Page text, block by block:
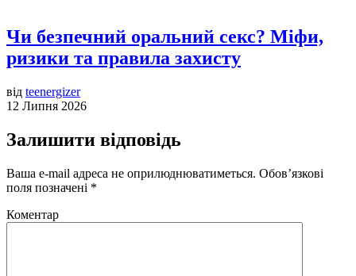
Чи безпечний оральний секс? Міфи,
ризики та правила захисту
від teenergizer
12 Липня 2026
Залишити відповідь
Ваша e-mail адреса не оприлюднюватиметься. Обов’язкові
поля позначені *
Коментар